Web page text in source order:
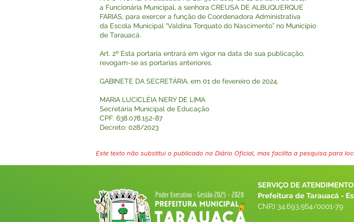
a Funcionária Municipal, a senhora CREUSA DE ALBUQUERQUE
FARIAS, para exercer a função de Coordenadora Administrativa
da Escola Municipal “Valdina Torquato do Nascimento” no Município
de Tarauacá.
Art. 2º Esta portaria entrará em vigor na data de sua publicação,
revogam-se as portarias anteriores.
GABINETE DA SECRETÁRIA, em 01 de fevereiro de 2024.
MARIA LUCICLÉIA NERY DE LIMA
Secretária Municipal de Educação
CPF: 638.078.152-87
Decreto: 028/2023
Este texto não substitui o publicado no Diário Oficial, mas facilita a pesquisa para
SERVIÇO DE
Prefeitura de Tarauacá -
CNPJ 34.693.564/0001-79